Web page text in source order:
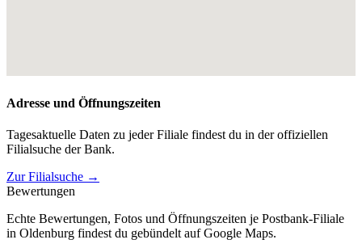
Adresse und Öffnungszeiten
Tagesaktuelle Daten zu jeder Filiale findest du in der offiziellen
Filialsuche der Bank.
Zur Filialsuche →
Bewertungen
Echte Bewertungen, Fotos und Öffnungszeiten je Postbank-Filiale
in Oldenburg findest du gebündelt auf Google Maps.